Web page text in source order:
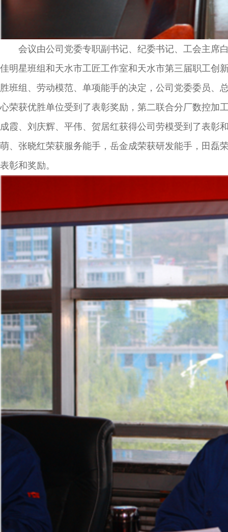
会议由公司党委专职副书记、纪委书记、工会主席白
佳明星班组和天水市工匠工作室和天水市第三届职工创
胜班组、劳动模范、单项能手的决定，公司党委委员、
心荣获优胜单位受到了表彰奖励，第二联合分厂数控加
成霞、刘庆辉、平伟、贺居红获得公司劳模受到了表彰
萌、张晓红荣获服务能手，岳金成荣获研发能手，田磊
表彰和奖励。